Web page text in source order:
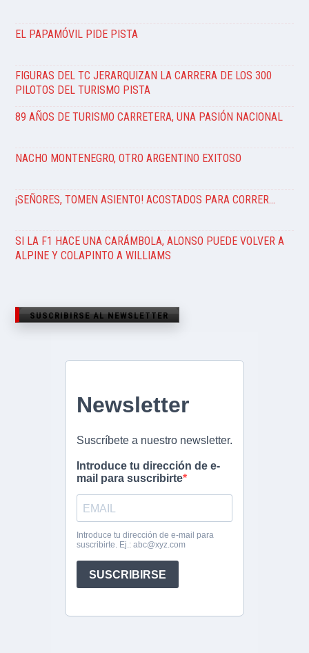
EL PAPAMÓVIL PIDE PISTA
FIGURAS DEL TC JERARQUIZAN LA CARRERA DE LOS 300
PILOTOS DEL TURISMO PISTA
89 AÑOS DE TURISMO CARRETERA, UNA PASIÓN NACIONAL
NACHO MONTENEGRO, OTRO ARGENTINO EXITOSO
¡SEÑORES, TOMEN ASIENTO! ACOSTADOS PARA CORRER…
SI LA F1 HACE UNA CARÁMBOLA, ALONSO PUEDE VOLVER A
ALPINE Y COLAPINTO A WILLIAMS
SUSCRIBIRSE AL NEWSLETTER